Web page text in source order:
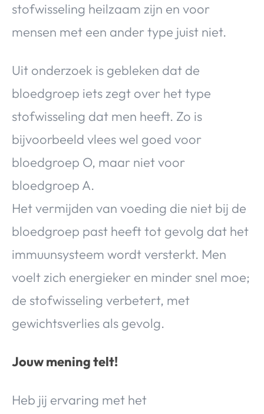
stofwisseling heilzaam zijn en voor
mensen met een ander type juist niet.
Uit onderzoek is gebleken dat de
bloedgroep iets zegt over het type
stofwisseling dat men heeft. Zo is
bijvoorbeeld vlees wel goed voor
bloedgroep O, maar niet voor
bloedgroep A.
Het vermijden van voeding die niet bij de
bloedgroep past heeft tot gevolg dat het
immuunsysteem wordt versterkt. Men
voelt zich energieker en minder snel moe;
de stofwisseling verbetert, met
gewichtsverlies als gevolg.
Jouw mening telt!
Heb jij ervaring met het